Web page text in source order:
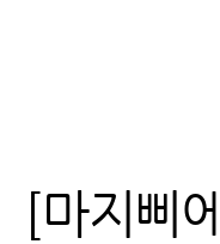
[마지삐